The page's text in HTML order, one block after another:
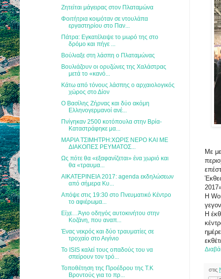
Με
Η
Η
στις
Ζητείται μάγειρας στον Πλαταμώνα
Φοιτήτρια κοιμόταν σε ντουλάπα
εργαστηρίου στο Παν...
Πάτρα: Εγκατέλειψε το μωρό της στο
δρόμο και πήγε ...
Βούλιαξε στη λάσπη ο Πλαταμώνας
Βουλιάζουν οι ορυζώνες της Χαλάστρας
μετά το «κανό...
Κάτω από τόνους λάσπης ο αρχαιολογικός
χώρος στο Δίον
Ο Βασίλης Ζήρνας και δύο ακόμη
Ελληνογερμανοί ανέ...
Πνίγηκαν 2500 κοτόπουλα στην Βρία-
Καταστράφηκε μα...
ΜΑΡΙΑ ΤΣΙΜΗΤΡΗ:ΧΩΡΙΣ ΝΕΡΟ ΚΑΙ ΜΕ
ΔΙΑΚΟΠΕΣ ΡΕΥΜΑΤΟΣ...
Ως πότε θα «εξαφανίζεται» ένα χωριό και
θα «τραυμα...
ΑΙΚΑΤΕΡΙΝΕΙΑ 2017: agenda εκδηλώσεων
από σήμερα Κυ...
Απόψε στις 19:30 στο Πνευματικό Κέντρο
το αφιέρωμα...
Είχε…Άγιο οδηγός αυτοκινήτου στην
Κοζάνη, που αναπ...
Ένας νεκρός και δύο τραυματίες σε
τροχαίο στο Αιγίνιο
Το ISIS καλεί τους οπαδούς του να
σπείρουν τον τρό...
Τοποθέτηση της Προέδρου της Τ.Κ
Βροντούς για το πρ...